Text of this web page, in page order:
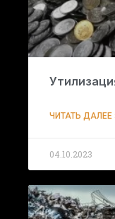
ЧИТАТЬ ДАЛЕЕ
04.10.2023